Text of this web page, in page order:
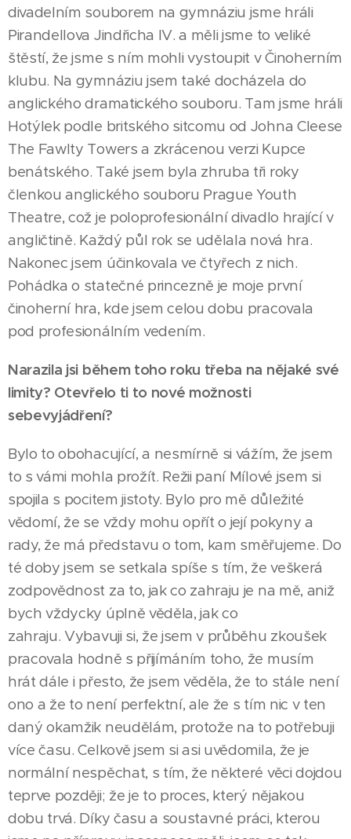
divadelním souborem na gymnáziu jsme hráli
Pirandellova Jindřicha IV. a měli jsme to veliké
štěstí, že jsme s ním mohli vystoupit v Činoherním
klubu. Na gymnáziu jsem také docházela do
anglického dramatického souboru. Tam jsme hráli
Hotýlek podle britského sitcomu od Johna Cleese
The Fawlty Towers a zkrácenou verzi Kupce
benátského. Také jsem byla zhruba tři roky
členkou anglického souboru Prague Youth
Theatre, což je poloprofesionální divadlo hrající v
angličtině. Každý půl rok se udělala nová hra.
Nakonec jsem účinkovala ve čtyřech z nich.
Pohádka o statečné princezně je moje první
činoherní hra, kde jsem celou dobu pracovala
pod profesionálním vedením.
Narazila jsi během toho roku třeba na nějaké své
limity? Otevřelo ti to nové možnosti
sebevyjádření?
Bylo to obohacující, a nesmírně si vážím, že jsem
to s vámi mohla prožít. Režii paní Mílové jsem si
spojila s pocitem jistoty. Bylo pro mě důležité
vědomí, že se vždy mohu opřít o její pokyny a
rady, že má představu o tom, kam směřujeme. Do
té doby jsem se setkala spíše s tím, že veškerá
zodpovědnost za to, jak co zahraju je na mě, aniž
bych vždycky úplně věděla, jak co
zahraju. Vybavuji si, že jsem v průběhu zkoušek
pracovala hodně s přijímáním toho, že musím
hrát dále i přesto, že jsem věděla, že to stále není
ono a že to není perfektní, ale že s tím nic v ten
daný okamžik neudělám, protože na to potřebuji
více času. Celkově jsem si asi uvědomila, že je
normální nespěchat, s tím, že některé věci dojdou
teprve později; že je to proces, který nějakou
dobu trvá. Díky času a soustavné práci, kterou